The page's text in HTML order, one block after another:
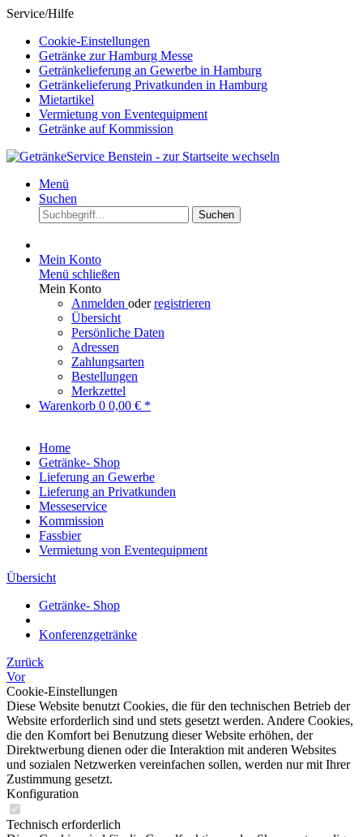
Service/Hilfe
Cookie-Einstellungen
Getränke zur Hamburg Messe
Getränkelieferung an Gewerbe in Hamburg
Getränkelieferung Privatkunden in Hamburg
Mietartikel
Vermietung von Eventequipment
Getränke auf Kommission
Menü
Suchen
Suchen
Mein Konto
Menü schließen
Mein Konto
Anmelden oderregistrieren
Übersicht
Persönliche Daten
Adressen
Zahlungsarten
Bestellungen
Merkzettel
Warenkorb 0 0,00 € *
Home
Getränke- Shop
Lieferung an Gewerbe
Lieferung an Privatkunden
Messeservice
Kommission
Fassbier
Vermietung von Eventequipment
Übersicht
Getränke- Shop
Konferenzgetränke
Zurück
Vor
Cookie-Einstellungen
Diese Website benutzt Cookies, die für den technischen Betrieb der
Website erforderlich sind und stets gesetzt werden. Andere Cookies,
die den Komfort bei Benutzung dieser Website erhöhen, der
Direktwerbung dienen oder die Interaktion mit anderen Websites
und sozialen Netzwerken vereinfachen sollen, werden nur mit Ihrer
Zustimmung gesetzt.
Konfiguration
Technisch erforderlich